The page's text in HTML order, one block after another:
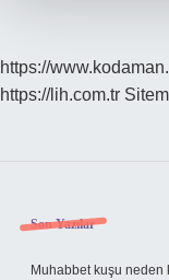
https://
https://lih.com.tr
Sidebar
Son Yazılar
Muhabbet kuşu neden